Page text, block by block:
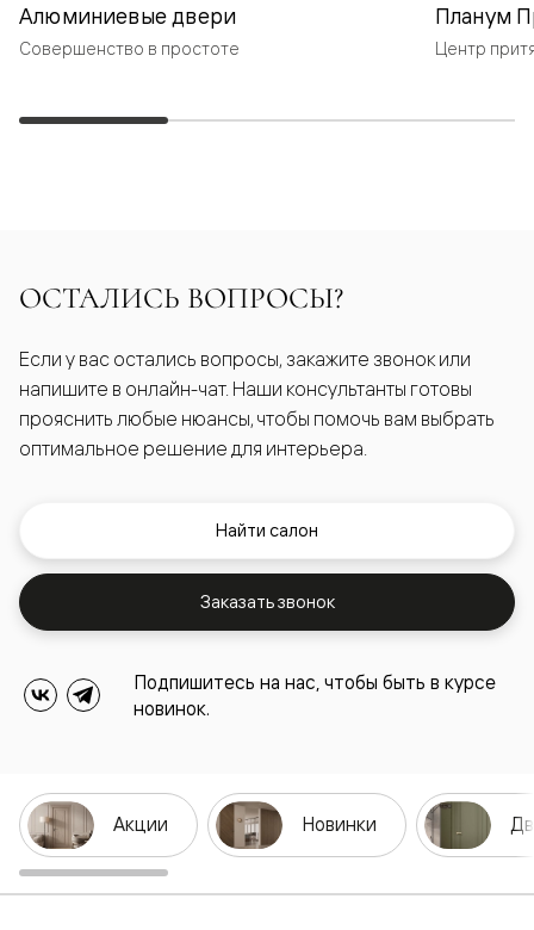
Алюминиевые двери
Совершенство в простоте
Планум
Центр
ОСТАЛИСЬ ВОПРОСЫ?
Если у вас остались вопросы, закажите звонок или
напишите в онлайн-чат. Наши консультанты готовы
прояснить любые нюансы, чтобы помочь вам выбрать
оптимальное решение для интерьера.
Найти салон
Заказать звонок
Подпишитесь на нас, чтобы быть в курсе
новинок.
Акции Новинки